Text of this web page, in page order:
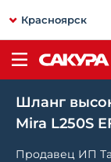
Красноярск
Шланг
Mira L250S
Продавец ИП